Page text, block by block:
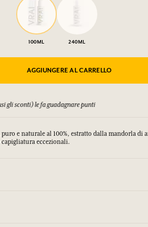
100ML 240ML
AGGIUNGERE AL CARRELLO
gli sconti) le fa guadagnare punti
e naturale al 100%, estratto dalla mandorla di
eccezionali.